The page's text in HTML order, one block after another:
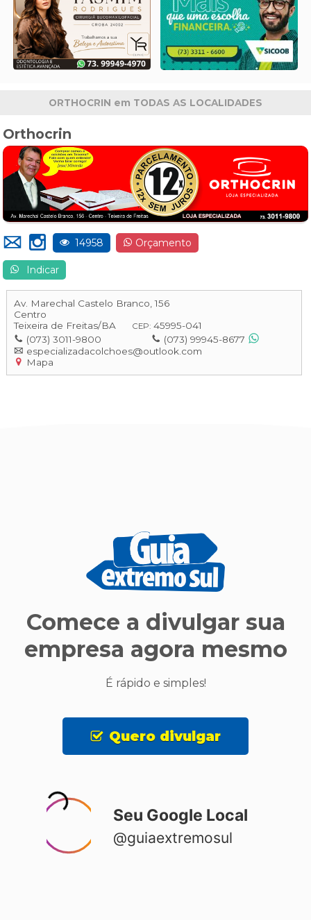
ORTHOCRIN em TODAS AS LOCALIDADES
Orthocrin
14958 Orçamento
Indicar
Av. Marechal Castelo Branco, 156
Centro
Teixeira de Freitas/BA CEP: 45995-041
(073) 3011-9800
(073) 99945-8677
especializadacolchoes@outlook.com
Mapa
Comece a divulgar sua
empresa agora mesmo
É rápido e simples!
Quero divulgar